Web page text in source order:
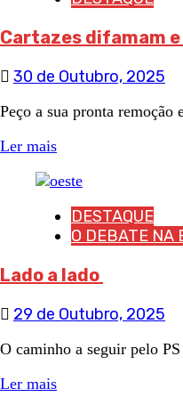
Cartazes difamam
30 de Outubro, 2025
Peço a sua pronta remoção
Ler mais
DESTAQUE
O DEBATE NA
Lado a lado
29 de Outubro, 2025
O caminho a seguir pelo
Ler mais